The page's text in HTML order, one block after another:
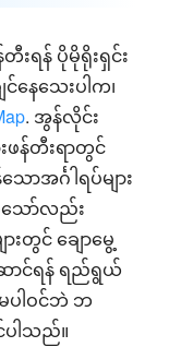
ရန် ပိုမိုရိုးရှင်း
နေသေးပါက၊
. အွန်လိုင်း
ဖန်တီးရာတွင်
ာအင်္ဂါရပ်များ
ော်လည်း
းတွင် ချောမွေ့
ာင်ရန် ရည်ရွယ်
ပါဝင်ဘဲ ဘ
ပါသည်။